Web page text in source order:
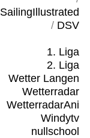
SailingIllustrated
/ DSV
1. Liga
2. Liga
Wetter Langen
Wetterradar
WetterradarAni
Windytv
nullschool